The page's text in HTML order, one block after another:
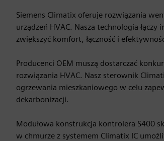
Siemens Climatix oferuje rozwiązania
urządzeń HVAC. Nasza technologia
zwiększyć komfort, łączność i
Producenci OEM muszą dostarczać
rozwiązania HVAC. Nasz sterownik
ogrzewania mieszkaniowego w celu
dekarbonizacji.
Modułowa konstrukcja kontrolera S400
w chmurze z systemem Climatix IC